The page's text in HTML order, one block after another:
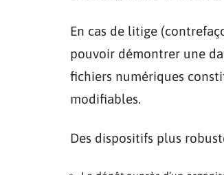
En cas de litige
pouvoir démontrer une
fichiers numériques
modifiables.
Des dispositifs plus